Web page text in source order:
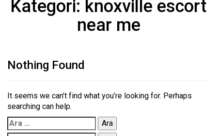
Kategori: knoxville escort
near me
Nothing Found
It seems we can’t find what you’re looking for. Perhaps
searching can help.
Arama: